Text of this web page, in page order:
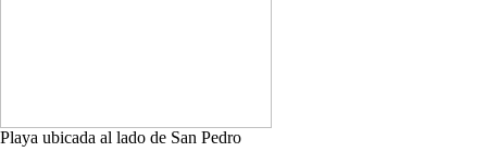
Playa ubicada al lado de San Pedro